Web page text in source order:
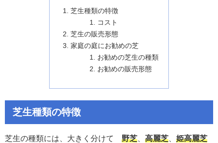
芝生種類の特徴
コスト
芝生の販売形態
家庭の庭にお勧めの芝
お勧めの芝生の種類
お勧めの販売形態
芝生種類の特徴
芝生の種類には、大きく分けて 野芝 高麗芝
姫高麗芝